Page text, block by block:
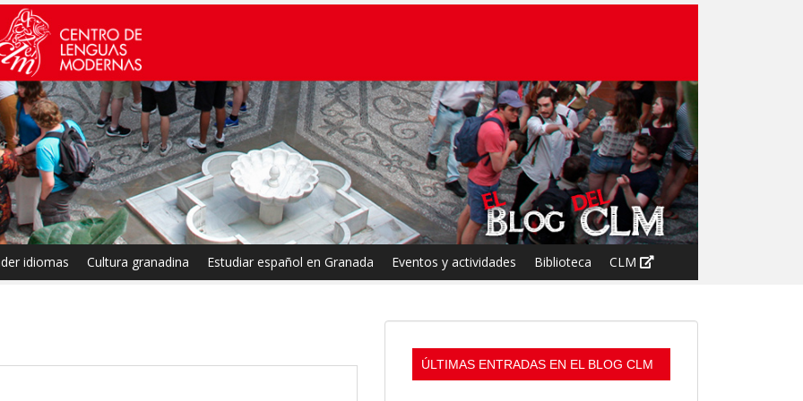
idiomas Cultura granadina Estudiar español en Granada Eventos y actividades Biblioteca CLM
ÚLTIMAS ENTRADAS EN EL BLOG CLM